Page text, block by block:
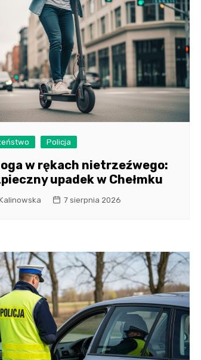
Policja
w rękach nietrzeźwego:
upadek w Chełmku
7 sierpnia 2026